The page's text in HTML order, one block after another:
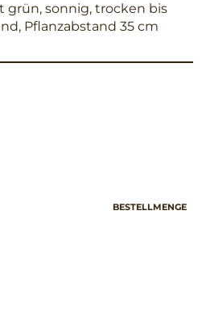
grün, sonnig, trocken bis
Pflanzabstand 35 cm
BESTELLMENGE